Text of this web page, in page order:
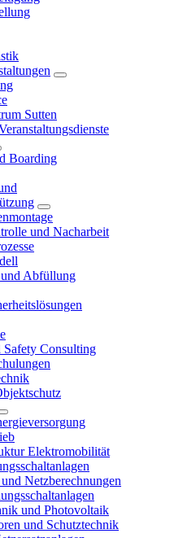
Sutten
Boarding
und Nacharbeit
Abfüllung
Safety Consulting
Elektromobilität
Netzberechnungen
und Photovoltaik
und Schutztechnik